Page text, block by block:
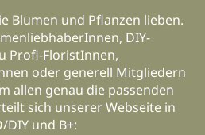
Blumen und Pflanzen lieben.
DIY-
Profi-FloristInnen,
oder generell Mitgliedern
allen genau die passenden
sich unserer Webseite in
DIY und B+: